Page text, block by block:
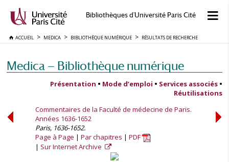
Bibliothèques d'Université Paris Cité
ACCUEIL MEDICA BIBLIOTHÈQUE NUMÉRIQUE RÉSULTATS DE RECHERCHE
Medica — Bibliothèque numérique
Présentation • Mode d’emploi • Services associés •
Réutilisations
Commentaires de la Faculté de médecine de Paris.
Années 1636-1652
Paris, 1636-1652.
Page à Page
Par chapitres
PDF
Sur Internet Archive